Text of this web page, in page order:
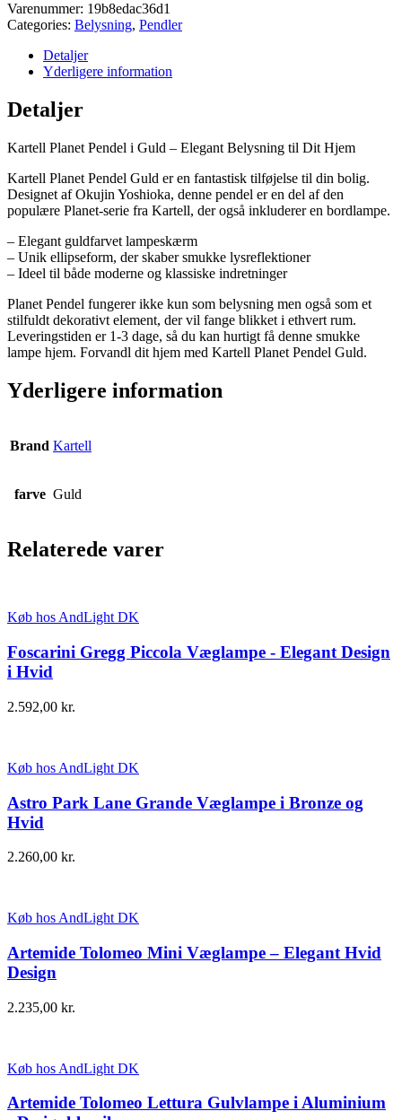
Varenummer: 19b8edac36d1
Categories: Belysning, Pendler
Detaljer
Yderligere information
Detaljer
Kartell Planet Pendel i Guld – Elegant Belysning til Dit Hjem
Kartell Planet Pendel Guld er en fantastisk tilføjelse til din bolig.
Designet af Okujin Yoshioka, denne pendel er en del af den
populære Planet-serie fra Kartell, der også inkluderer en bordlampe.
– Elegant guldfarvet lampeskærm
– Unik ellipseform, der skaber smukke lysreflektioner
– Ideel til både moderne og klassiske indretninger
Planet Pendel fungerer ikke kun som belysning men også som et
stilfuldt dekorativt element, der vil fange blikket i ethvert rum.
Leveringstiden er 1-3 dage, så du kan hurtigt få denne smukke
lampe hjem. Forvandl dit hjem med Kartell Planet Pendel Guld.
Yderligere information
Brand Kartell
farve Guld
Relaterede varer
Køb hos AndLight DK
Foscarini Gregg Piccola Væglampe - Elegant Design
i Hvid
2.592,00 kr.
Køb hos AndLight DK
Astro Park Lane Grande Væglampe i Bronze og
Hvid
2.260,00 kr.
Køb hos AndLight DK
Artemide Tolomeo Mini Væglampe – Elegant Hvid
Design
2.235,00 kr.
Køb hos AndLight DK
Artemide Tolomeo Lettura Gulvlampe i Aluminium